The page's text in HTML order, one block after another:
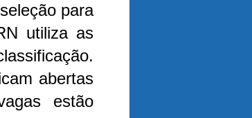
para
utiliza as
abertas
estão